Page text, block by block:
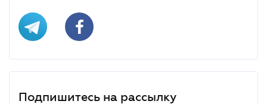
Подпишитесь на рассылку